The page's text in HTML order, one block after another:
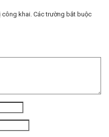
khai. Các trường bắt buộc